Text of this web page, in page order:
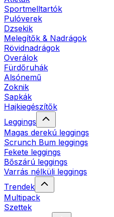
Sportmelltartók
Pulóverek
Dzsekik
Melegítők & Nadrágok
Rövidnadrágok
Overálok
Fürdőruhák
Alsónemű
Zoknik
Sapkák
Hajkiegészítők
Leggings
Magas derekú leggings
Scrunch Bum leggings
Fekete leggings
Bőszárú leggings
Varrás nélküli leggings
Trendek
Multipack
Szettek